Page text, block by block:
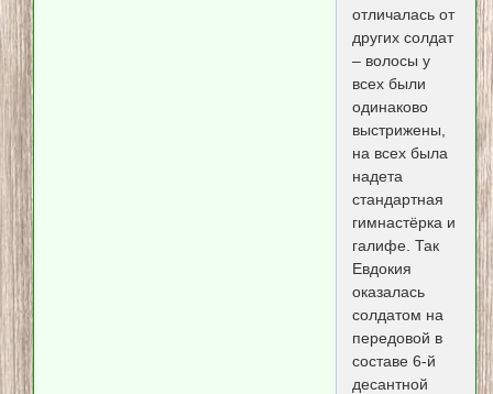
отличалась от
других солдат
– волосы у
всех были
одинаково
выстрижены,
на всех была
надета
стандартная
гимнастёрка и
галифе. Так
Евдокия
оказалась
солдатом на
передовой в
составе 6-й
десантной